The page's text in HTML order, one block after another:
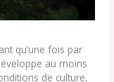
qu’une fois par
au moins
de culture,